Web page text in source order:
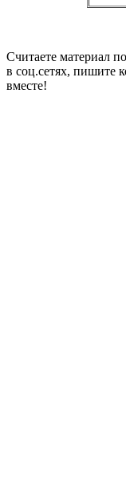
Считаете материал
в соц.сетях, пишите
вместе!